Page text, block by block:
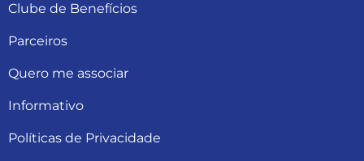
Clube de Benefícios
Parceiros
Quero me associar
Informativo
Políticas de Privacidade